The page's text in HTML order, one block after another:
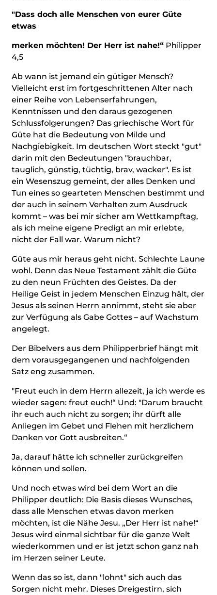
"Dass doch alle Menschen von eurer Güte
etwas
merken möchten! Der Herr ist nahe!“ Philipper
4,5
Ab wann ist jemand ein gütiger Mensch?
Vielleicht erst im fortgeschrittenen Alter nach
einer Reihe von Lebenserfahrungen,
Kenntnissen und den daraus gezogenen
Schlussfolgerungen? Das griechische Wort für
Güte hat die Bedeutung von Milde und
Nachgiebigkeit. Im deutschen Wort steckt "gut"
darin mit den Bedeutungen "brauchbar,
tauglich, günstig, tüchtig, brav, wacker". Es ist
ein Wesenszug gemeint, der alles Denken und
Tun eines so gearteten Menschen bestimmt und
der auch in seinem Verhalten zum Ausdruck
kommt – was bei mir sicher am Wettkampftag,
als ich meine eigene Predigt an mir erlebte,
nicht der Fall war. Warum nicht?
Güte aus mir heraus geht nicht. Schlechte Laune
wohl. Denn das Neue Testament zählt die Güte
zu den neun Früchten des Geistes. Da der
Heilige Geist in jedem Menschen Einzug hält, der
Jesus als seinen Herrn annimmt, steht sie aber
zur Verfügung als Gabe Gottes – auf Wachstum
angelegt.
Der Bibelvers aus dem Philipperbrief hängt mit
dem vorausgegangenen und nachfolgenden
Satz eng zusammen.
"Freut euch in dem Herrn allezeit, ja ich werde es
wieder sagen: freut euch!“ Und: "Darum braucht
ihr euch auch nicht zu sorgen; ihr dürft alle
Anliegen im Gebet und Flehen mit herzlichem
Danken vor Gott ausbreiten.“
Ja, darauf hätte ich schneller zurückgreifen
können und sollen.
Und noch etwas wird bei dem Wort an die
Philipper deutlich: Die Basis dieses Wunsches,
dass alle Menschen etwas davon merken
möchten, ist die Nähe Jesu. „Der Herr ist nahe!“
Jesus wird einmal sichtbar für die ganze Welt
wiederkommen und er ist jetzt schon ganz nah
im Herzen seiner Leute.
Wenn das so ist, dann "lohnt" sich auch das
Sorgen nicht mehr. Dieses Dreigestirn, sich